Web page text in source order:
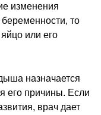
изменения
то
или его
назначается
его причины. Если
врач дает